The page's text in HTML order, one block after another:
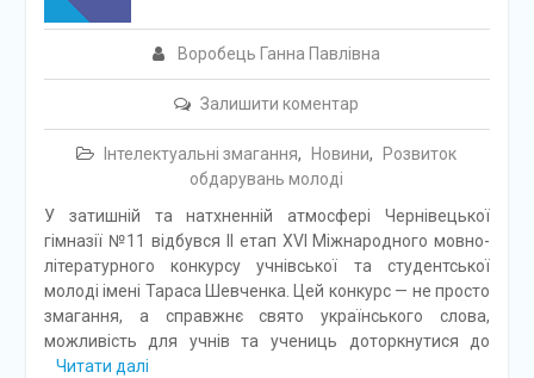
Воробець Ганна Павлівна
Залишити коментар
Інтелектуальні змагання, Новини,
Розвиток
обдарувань молоді
У затишній та натхненній атмосфері Чернівецької
гімназії №11 відбувся II етап XVl Міжнародного мовно-
літературного конкурсу учнівської та студентської
молоді імені Тараса Шевченка. Цей конкурс — не просто
змагання, а справжнє свято українського слова,
можливість для учнів та учениць доторкнутися до
Читати далі